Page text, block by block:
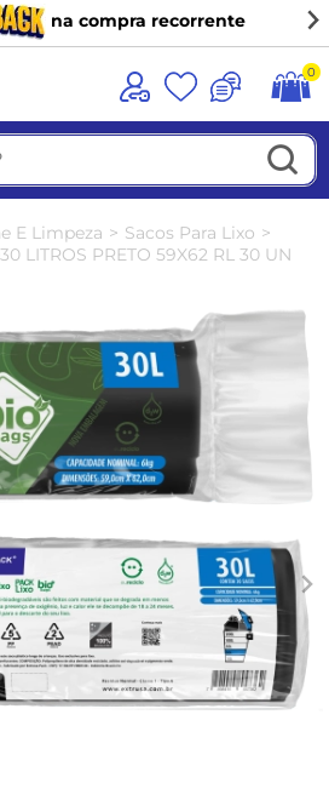
na compra recorrente
0
E Limpeza
Sacos Para Lixo
LITROS PRETO 59X62 RL 30 UN